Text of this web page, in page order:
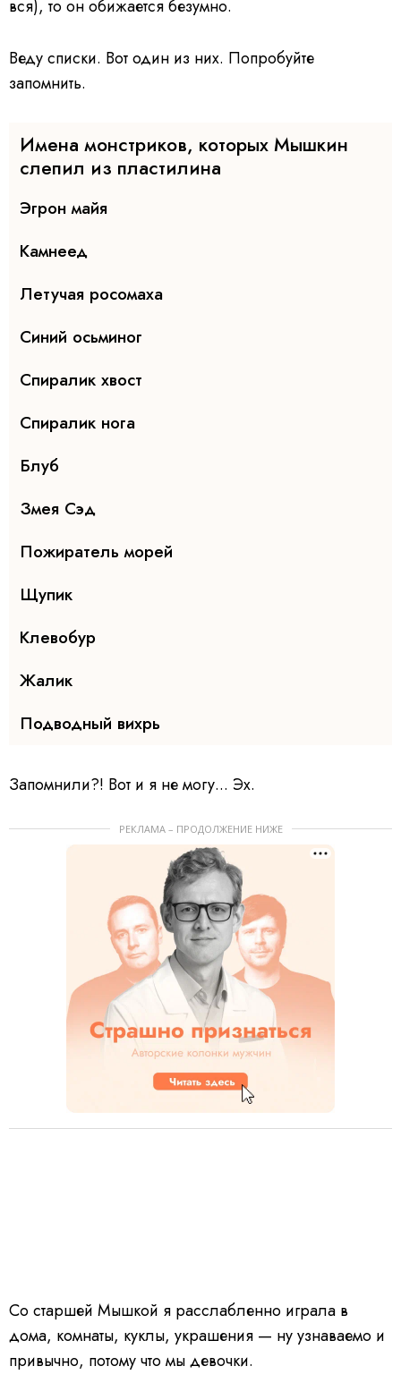
вся), то он обижается безумно.
Веду списки. Вот один из них. Попробуйте
запомнить.
Имена монстриков, которых Мышкин
слепил из пластилина
Эгрон майя
Камнеед
Летучая росомаха
Синий осьминог
Спиралик хвост
Спиралик нога
Блуб
Змея Сэд
Пожиратель морей
Щупик
Клевобур
Жалик
Подводный вихрь
Запомнили?! Вот и я не могу... Эх.
РЕКЛАМА – ПРОДОЛЖЕНИЕ НИЖЕ
Со старшей Мышкой я расслабленно играла в
дома, комнаты, куклы, украшения — ну узнаваемо и
привычно, потому что мы девочки.